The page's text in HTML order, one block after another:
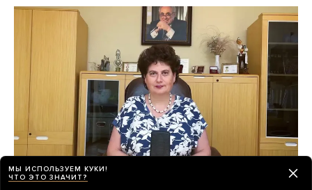
МЫ ИСПОЛЬЗУЕМ КУКИ!
ЧТО ЭТО ЗНАЧИТ?